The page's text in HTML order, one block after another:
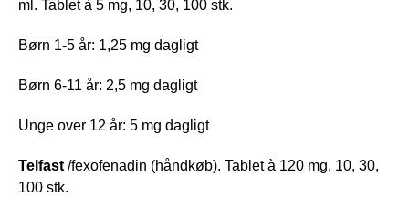
ml. Tablet à 5 mg, 10, 30, 100 stk.
Børn 1-5 år: 1,25 mg dagligt
Børn 6-11 år: 2,5 mg dagligt
Unge over 12 år: 5 mg dagligt
Telfast /fexofenadin (håndkøb). Tablet à 120 mg, 10, 30,
100 stk.